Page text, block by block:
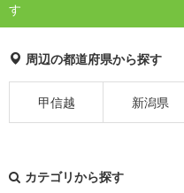
す
周辺の都道府県から探す
甲信越 新潟県
カテゴリから探す